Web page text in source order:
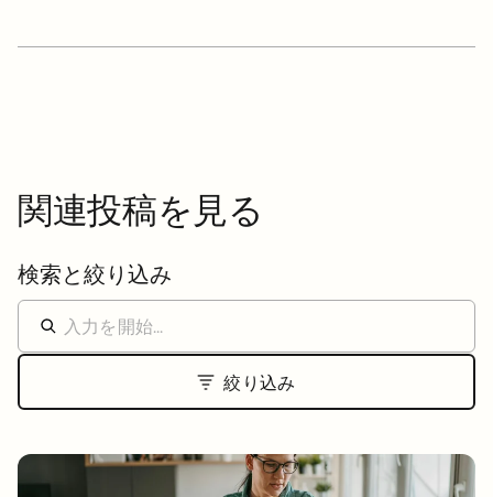
関連投稿を見る
検索と絞り込み
絞り込み